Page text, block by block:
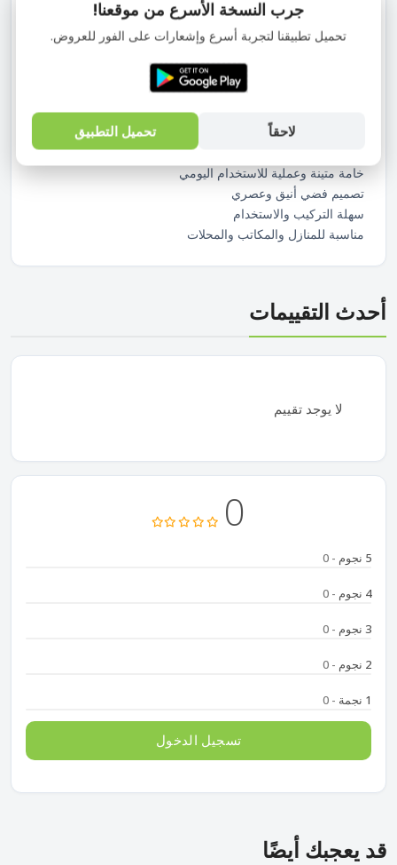
ويحافظ على الخصوصية وتنظيم المكان.
مناسبة للاستخدام في المنازل والمكاتب والمحلات وتتميز بخامة
متينة ولون فضي أنيق يناسب مختلف الديكورات.
تغلق الأبواب تلقائيًا بسهولة
تساعد على تقليل ترك الأبواب مفتوحة
تشغيل سلس وهادئ
مناسبة للأبواب الخشبية والمعدنية الخفيفة
خامة متينة وعملية للاستخدام اليومي
تصميم فضي أنيق وعصري
سهلة التركيب والاستخدام
مناسبة للمنازل والمكاتب والمحلات
أحدث التقييمات
لا يوجد تقييم
0
5 نجوم - 0
4 نجوم - 0
3 نجوم - 0
2 نجوم - 0
1 نجمة - 0
تسجيل الدخول
قد يعجبك أيضًا
جرب النسخة الأسرع من موقعنا!
تحميل تطبيقنا لتجربة أسرع وإشعارات على الفور للعروض.
لاحقاً تحميل التطبيق